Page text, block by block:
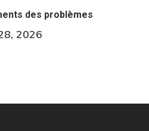
des problèmes
2026